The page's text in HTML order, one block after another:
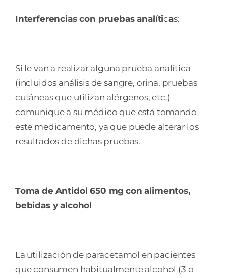
Interferencias con pruebas analíticas:
Si le van a realizar alguna prueba analítica
(incluidos análisis de sangre, orina, pruebas
cutáneas que utilizan alérgenos, etc.)
comunique a su médico que está tomando
este medicamento, ya que puede alterar los
resultados de dichas pruebas.
Toma de Antidol 650 mg con alimentos,
bebidas y alcohol
La utilización de paracetamol en pacientes
que consumen habitualmente alcohol (3 o